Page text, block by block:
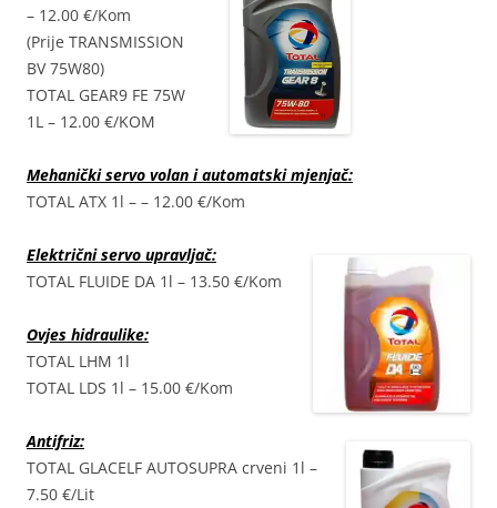
– 12.00 €/Kom
(Prije TRANSMISSION
BV 75W80)
TOTAL GEAR9 FE 75W
1L – 12.00 €/KOM
Mehanički servo volan i automatski mjenjač:
TOTAL ATX 1l – – 12.00 €/Kom
Električni servo upravljač:
TOTAL FLUIDE DA 1l – 13.50 €/Kom
Ovjes hidraulike:
TOTAL LHM 1l
TOTAL LDS 1l – 15.00 €/Kom
Antifriz:
TOTAL GLACELF AUTOSUPRA crveni 1l –
7.50 €/Lit